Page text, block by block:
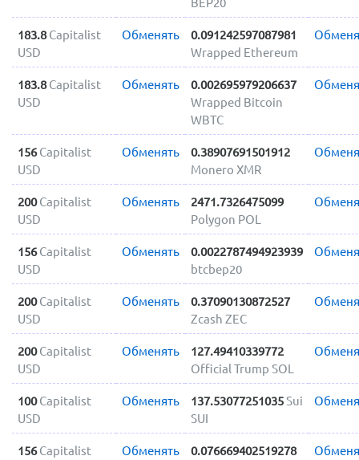
BEP20
183.8 Capitalist
USD
Обменять
0.091242597087981
Wrapped Ethereum
183.8 Capitalist
USD
Обменять
0.002695979206637
Wrapped Bitcoin
WBTC
156 Capitalist
USD
Обменять
0.38907691501912
Monero XMR
200 Capitalist
USD
Обменять
2471.7326475099
Polygon POL
156 Capitalist
USD
Обменять
0.0022787494923939
btcbep20
200 Capitalist
USD
Обменять
0.37090130872527
Zcash ZEC
200 Capitalist
USD
Обменять
127.49410339772
Official Trump SOL
100 Capitalist
USD
Обменять 137.53077251035Sui
SUI
156 Capitalist
Обменять
0.076669402519278